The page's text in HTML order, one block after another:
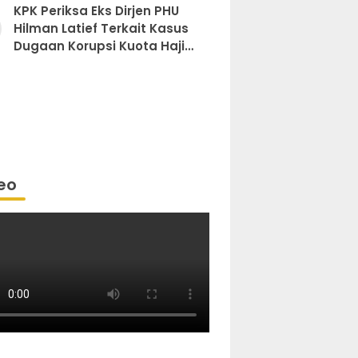
KPK Periksa Eks Dirjen PHU
Hilman Latief Terkait Kasus
Dugaan Korupsi Kuota Haji